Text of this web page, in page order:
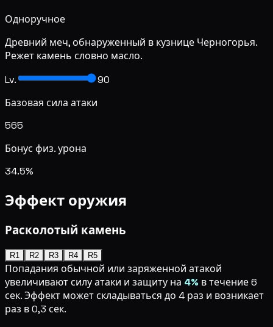
Одноручное
Древний меч, обнаруженный в кузнице Черногорья.
Режет камень словно масло.
Lv.
90
Базовая сила атаки
565
Бонус физ. урона
34.5%
Эффект оружия
Расколотый камень
R1 R2 R3 R4 R5
Попадания обычной или заряженной атакой
увеличивают силу атаки и защиту на 4% в течение 6
сек. Эффект может складываться до 4 раз и возникает
раз в 0,3 сек.